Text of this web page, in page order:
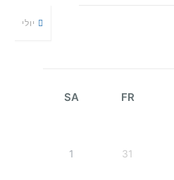
יולי
FR
SA
31
1